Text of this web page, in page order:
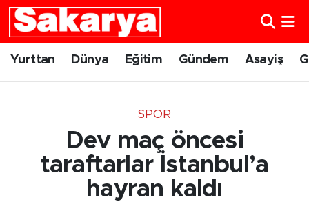
Yurttan Dünya Eğitim Gündem Asayiş
SPOR
Dev maç öncesi
taraftarlar İstanbul’a
hayran kaldı
Yurttan
Gündem
Eskişehirspor
Eskişehir Nöbetçi Eczaneler
Eskişehir Trafik Yoğunluk Haritası
Süper Lig Puan Durumu ve Fikstür